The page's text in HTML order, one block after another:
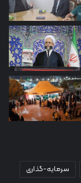
سرمایه-گذاری